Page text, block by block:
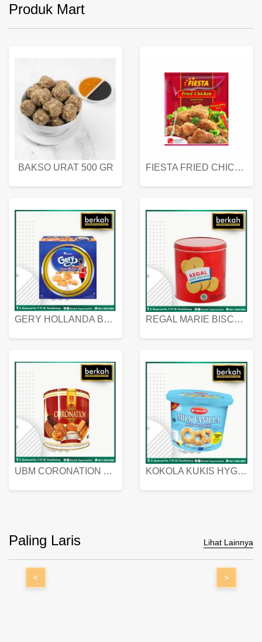
Produk Mart
BAKSO URAT 500 GR FIESTA FRIED CHICKEN 500 GR
GERY HOLLANDA BUTTER COOKIES 450 GRAM REGAL MARIE BISCUIT KALENG 550 GRAM
UBM CORONATION ASSORTED BISKUIT KALENG 450 GRAM KOKOLA KUKIS HYGIENIC MILK VANILLA PACK 320 GR
Paling Laris Lihat Lainnya
< >